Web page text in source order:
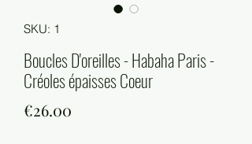
SKU: 1
Boucles D'oreilles - Habaha Paris -
Créoles épaisses Coeur
€26.00